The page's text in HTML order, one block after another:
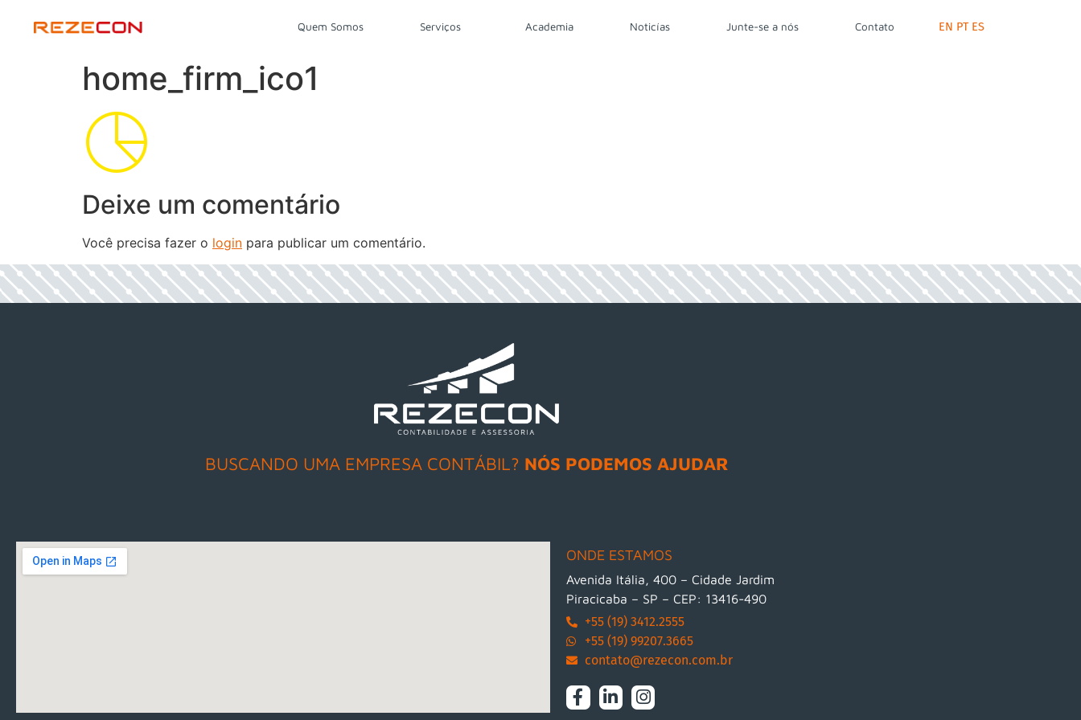
Quem Somos Serviços Academia Noticías Junte-se a nós Contato EN PT ES
home_firm_ico1
Deixe um comentário
Você precisa fazer o login para publicar um comentário.
h
BUSCANDO UMA EMPRESA CONTÁBIL? NÓS PODEMOS AJUDAR
ONDE ESTAMOS
Avenida Itália, 400 – Cidade Jardim
Piracicaba – SP – CEP: 13416-490
+55 (19) 3412.2555
+55 (19) 99207.3665
contato@rezecon.com.br